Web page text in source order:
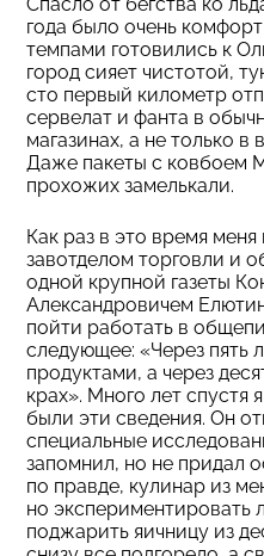
года было очень
темпами готовились к
город сияет чистотой,
сто первый километр
сервелат и фанта в
магазинах, а не только в
Даже пакеты с ковбоем
прохожих замелькали.
Как раз в это время
завотделом торговли и
одной крупной газеты
Александровичем
пойти работать в
следующее: «Через пять
продуктами, а через
крах». Много лет спустя
были эти сведения. Он
специальные
запомнил, но не придал
по правде, кулинар из
но
поджарить яичницу из